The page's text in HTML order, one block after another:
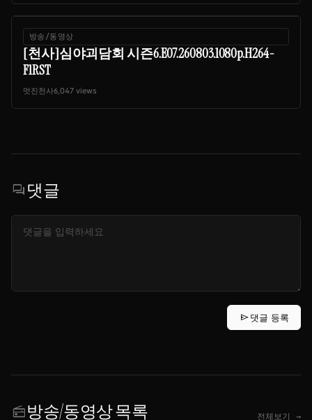
방송/동영상
[천사]심야괴담회 시즌6.E07.260803.1080p.H264-
F1RST
멋진천사6,047 views
forum댓글
send댓글 등록
radio방송/동영상 목록 전체보기 →